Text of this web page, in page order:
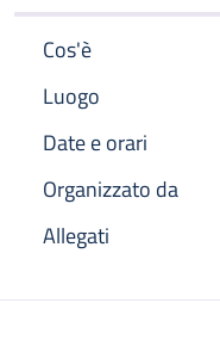
Cos'è
Luogo
Date e orari
Organizzato da
Allegati